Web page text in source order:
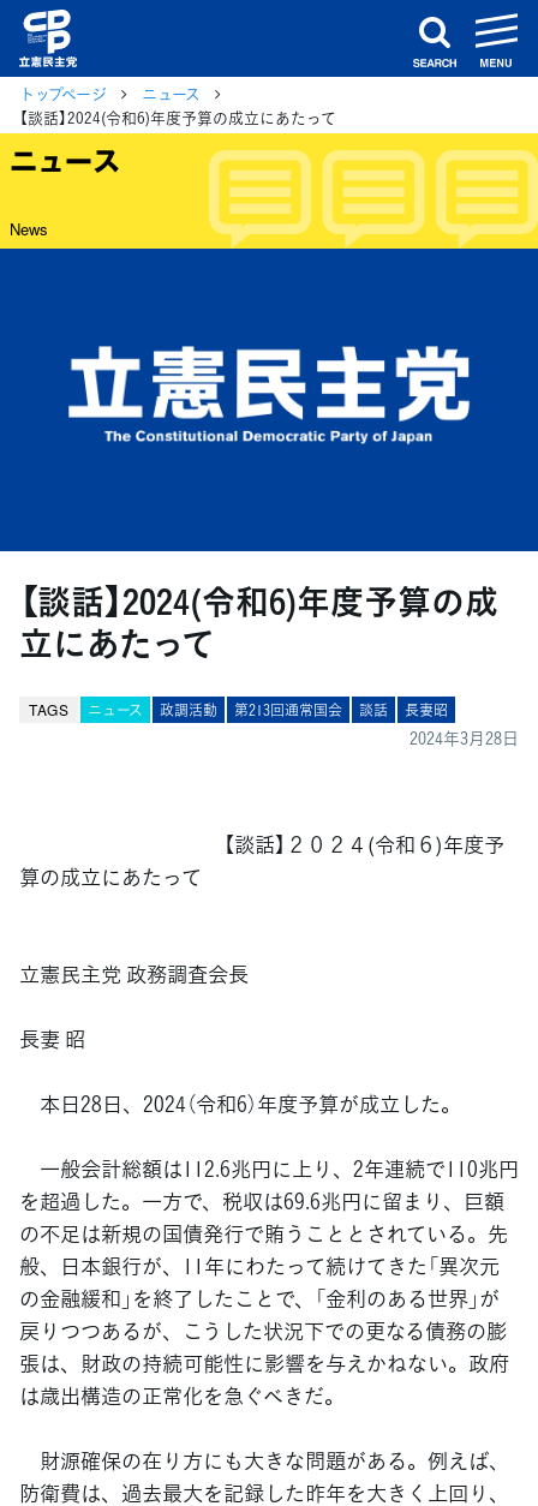
search
トップページ
ニュース
【談話】2024(令和6)年度予算の成立にあたって
ニュース
News
【談話】2024(令和6)年度予算の成
立にあたって
TAGS ニュース 政調活動 第213回通常国会 談話 長妻昭
2024年3月28日
【談話】２０２４(令和６)年度予
算の成立にあたって
立憲民主党 政務調査会長
長妻 昭
本日28日、2024（令和6）年度予算が成立した。
一般会計総額は112.6兆円に上り、2年連続で110兆円
を超過した。一方で、税収は69.6兆円に留まり、巨額
の不足は新規の国債発行で賄うこととされている。先
般、日本銀行が、11年にわたって続けてきた「異次元
の金融緩和」を終了したことで、「金利のある世界」が
戻りつつあるが、こうした状況下での更なる債務の膨
張は、財政の持続可能性に影響を与えかねない。政府
は歳出構造の正常化を急ぐべきだ。
財源確保の在り方にも大きな問題がある。例えば、
防衛費は、過去最大を記録した昨年を大きく上回り、